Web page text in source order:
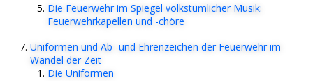
Die Feuerwehr im Spiegel volkstümlicher Musik:
Feuerwehrkapellen und -chöre
Uniformen und Ab- und Ehrenzeichen der Feuerwehr im
Wandel der Zeit
Die Uniformen